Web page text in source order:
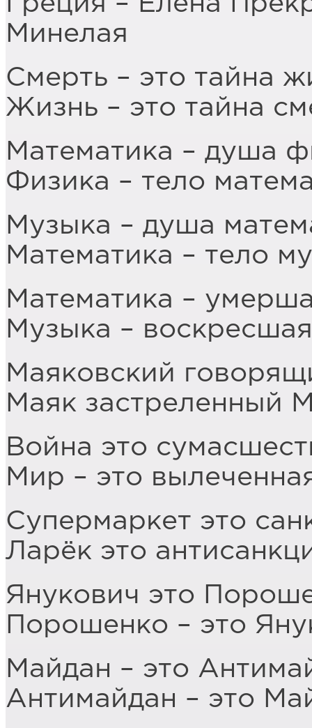
Минелая
Смерть – это тайна
Жизнь – это тайна
Математика – душа
Физика – тело
Музыка – душа
Математика – тело
Математика –
Музыка –
Маяковский
Маяк застреленный
Война это
Мир – это
Супермаркет это
Ларёк это
Янукович это
Порошенко – это
Майдан – это
Антимайдан – это